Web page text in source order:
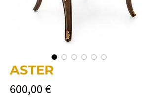
ASTER
600,00 €Price